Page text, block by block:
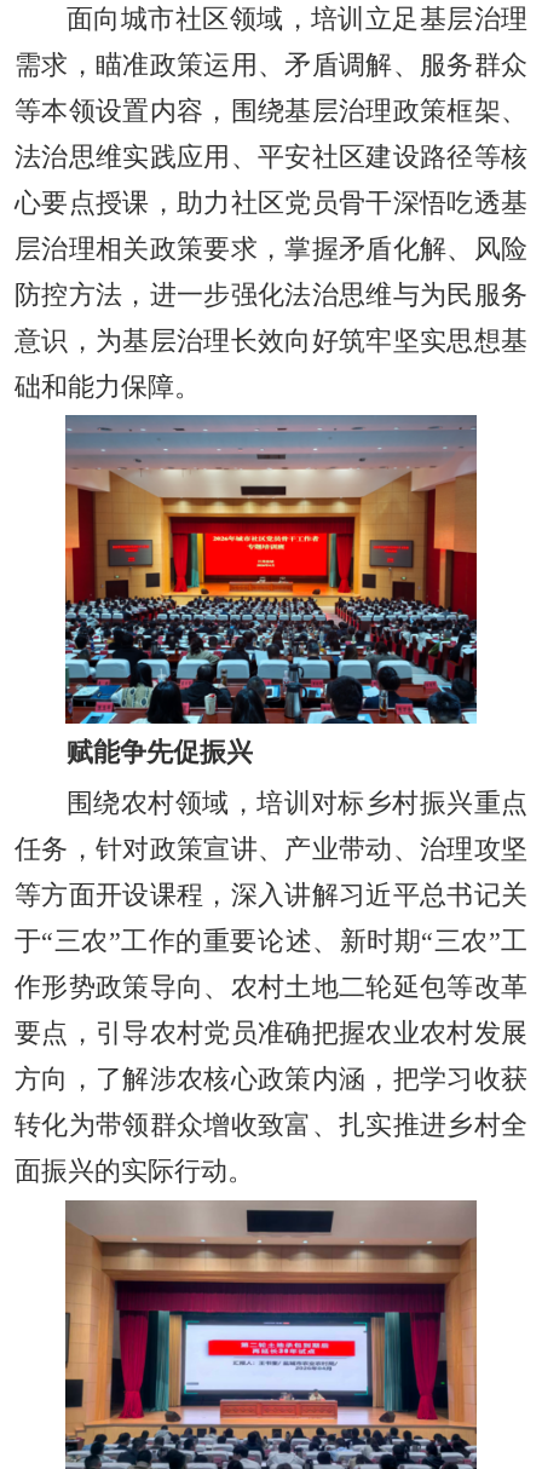
面向城市社区领域，培训立足基层治理
需求，瞄准政策运用、矛盾调解、服务群众
等本领设置内容，围绕基层治理政策框架、
法治思维实践应用、平安社区建设路径等核
心要点授课，助力社区党员骨干深悟吃透基
层治理相关政策要求，掌握矛盾化解、风险
防控方法，进一步强化法治思维与为民服务
意识，为基层治理长效向好筑牢坚实思想基
础和能力保障。
赋能争先促振兴
围绕农村领域，培训对标乡村振兴重点
任务，针对政策宣讲、产业带动、治理攻坚
等方面开设课程，深入讲解习近平总书记关
于“三农”工作的重要论述、新时期“三农”工
作形势政策导向、农村土地二轮延包等改革
要点，引导农村党员准确把握农业农村发展
方向，了解涉农核心政策内涵，把学习收获
转化为带领群众增收致富、扎实推进乡村全
面振兴的实际行动。